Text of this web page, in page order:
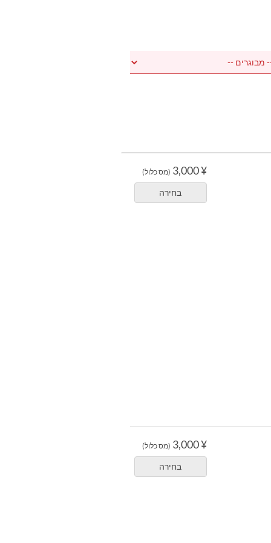
¥ 3,000 (מס כלול)
בחירה
¥ 3,000 (מס כלול)
בחירה